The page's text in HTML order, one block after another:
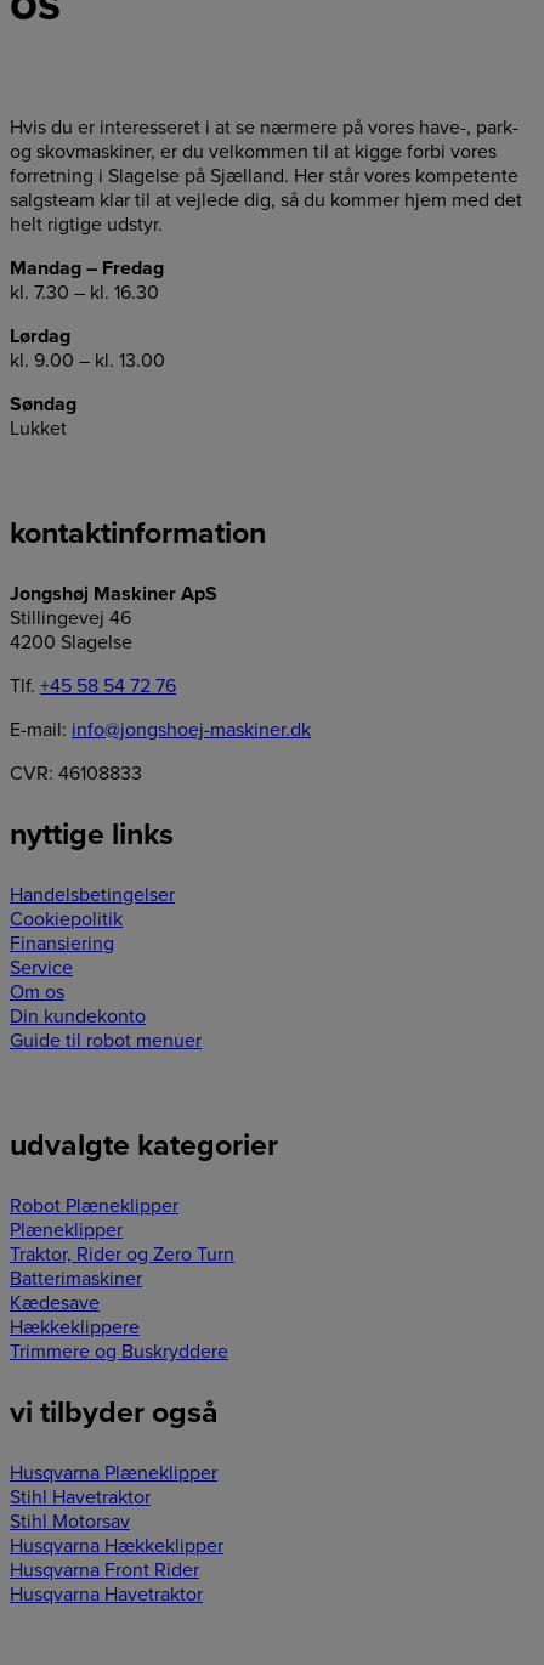
Hvis du er interesseret i at se nærmere på vores have-, park-
og skovmaskiner, er du velkommen til at kigge forbi vores
forretning i Slagelse på Sjælland. Her står vores kompetente
salgsteam klar til at vejlede dig, så du kommer hjem med det
helt rigtige udstyr.
Mandag – Fredag
kl. 7.30 – kl. 16.30
Lørdag
kl. 9.00 – kl. 13.00
Søndag
Lukket
kontaktinformation
Jongshøj Maskiner ApS
Stillingevej 46
4200 Slagelse
Tlf. +45 58 54 72 76
E-mail: info@jongshoej-maskiner.dk
CVR: 46108833
nyttige links
Handelsbetingelser
Cookiepolitik
Finansiering
Service
Om os
Din kundekonto
Guide til robot menuer
udvalgte kategorier
Robot Plæneklipper
Plæneklipper
Traktor, Rider og Zero Turn
Batterimaskiner
Kædesave
Hækkeklippere
Trimmere og Buskryddere
vi tilbyder også
Husqvarna Plæneklipper
Stihl Havetraktor
Stihl Motorsav
Husqvarna Hækkeklipper
Husqvarna Front Rider
Husqvarna Havetraktor